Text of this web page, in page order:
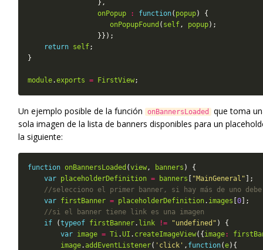
onPopup
: function( popup
onPopupFound ( self, popup
return self
module.exports = FirstView
Un ejemplo posible de la función onBannersLoaded
que toma
sola imagen de la lista de banners disponibles para un
la siguiente:
function onBannersLoaded (view, banners
var placeholderDefinition = banners "MainGeneral"
var firstBanner = placeholderDefinition. images 0
if (typeof firstBanner. link != "undefined"
var image = Ti.UI . createImageView({ image:
image.addEventListener( 'click' , function(e